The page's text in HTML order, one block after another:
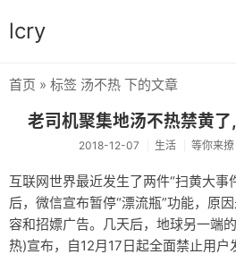
lcry
分类
分享
技术
教程
首页 » 标签 汤不热 下的文章
老司机聚集地汤不热禁黄了
2018-12-07 生活 等你来撩
互联网世界最近发生了两件“扫黄大事
后，微信宣布暂停“漂流瓶”功能，原
容和招嫖广告。几天后，地球另一端
热)宣布，自12月17日起全面禁止用户